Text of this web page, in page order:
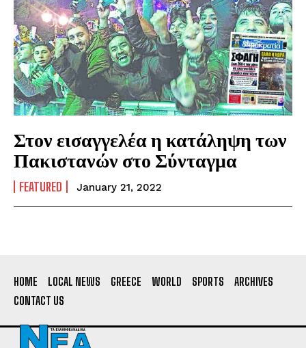
Στον εισαγγελέα η κατάληψη των
Πακιστανών στο Σύνταγμα
FEATURED January 21, 2022
HOME LOCAL NEWS GREECE WORLD SPORTS
ARCHIVES
CONTACT US